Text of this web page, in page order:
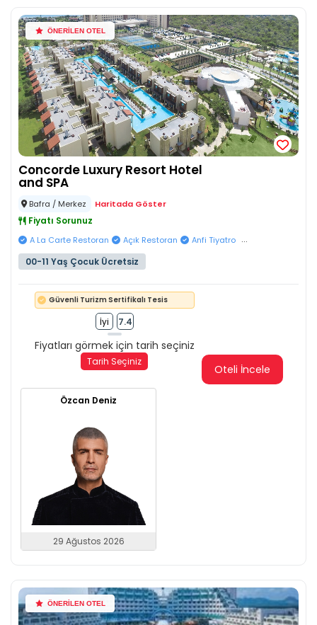
ÖNERİLEN OTEL
Concorde Luxury Resort Hotel
and SPA
Bafra / Merkez Haritada Göster
Fiyatı Sorunuz
A La Carte Restoran Açık Restoran Anfi Tiyatro ...
00-11 Yaş Çocuk Ücretsiz
Güvenli Turizm Sertifikalı Tesis
İyi 7.4
Fiyatları görmek için tarih seçiniz
Tarih Seçiniz
Oteli İncele
Özcan Deniz
29 Ağustos 2026
ÖNERİLEN OTEL